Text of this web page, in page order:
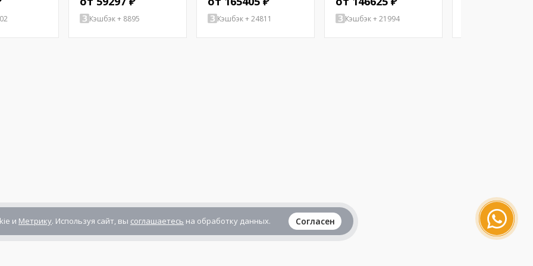
Кэшбэк + 8895 Кэшбэк + 24811 Кэшбэк + 21994
и Метрику. Используя сайт, вы соглашаетесь на обработку данных. Согласен